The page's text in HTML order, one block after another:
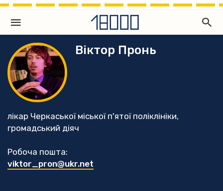
Віктор Пронь
лікар Черкаської міської п'ятої поліклініки,
громадський діяч
Робоча пошта:
viktor_pron@ukr.net